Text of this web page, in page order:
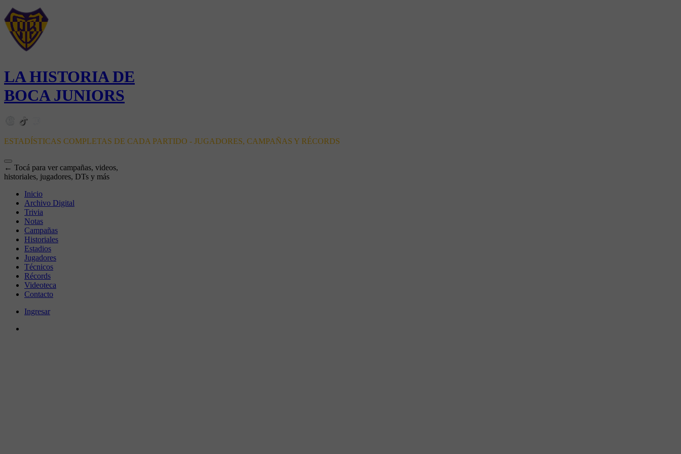
LA HISTORIA DE
BOCA JUNIORS
ESTADÍSTICAS COMPLETAS DE CADA PARTIDO - JUGADORES, CAMPAÑAS Y RÉCORDS
← Tocá para ver campañas, videos,
historiales, jugadores, DTs y más
Inicio
Archivo Digital
Trivia
Notas
Campañas
Historiales
Estadios
Jugadores
Técnicos
Récords
Videoteca
Contacto
Ingresar